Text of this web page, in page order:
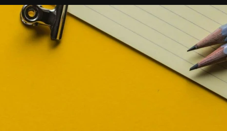
соглашение Политика конфиденциальности Для
Бесплатные каналы